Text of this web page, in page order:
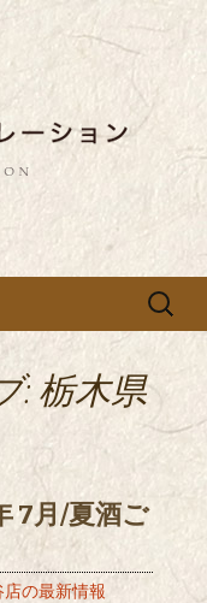
いる蕎麦
き）」を運
ン・コーポ
グ
しい蕎麦のお
運営の「株式
ン」の新着
て24時間営
ります。季節
。
検
: 栃木県
7月/夏酒ご
店の最新情報